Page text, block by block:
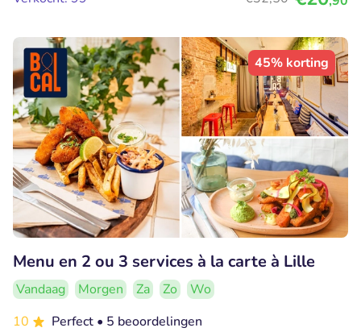
45% korting
Menu en 2 ou 3 services à la carte à Lille
Vandaag Morgen Za Zo
Wo
10
Perfect • 5 beoordelingen